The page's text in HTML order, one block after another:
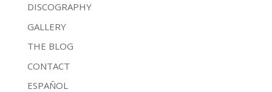
DISCOGRAPHY
GALLERY
THE BLOG
CONTACT
ESPAÑOL